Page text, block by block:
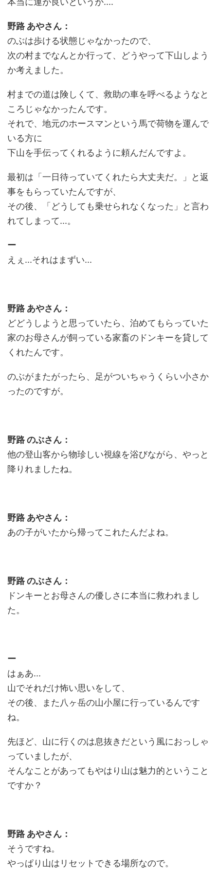
野路 あやさん：
のぶは歩ける状態じゃなかったので、
次の村までなんとか行って、どうやって下山しよう
か考えました。
村までの道は険しくて、救助の車を呼べるようなと
ころじゃなかったんです。
それで、地元のホースマンという馬で荷物を運んで
いる方に
下山を手伝ってくれるように頼んだんですよ。
最初は「一日待っていてくれたら大丈夫だ。」と返
事をもらっていたんですが、
その後、「どうしても乗せられなくなった」と言わ
れてしまって...。
ー
えぇ...それはまずい...
野路 あやさん：
どどうしようと思っていたら、泊めてもらっていた
家のお母さんが飼っている家畜のドンキーを貸して
くれたんです。
のぶがまたがったら、足がついちゃうくらい小さか
ったのですが。
野路 のぶさん：
他の登山客から物珍しい視線を浴びながら、やっと
降りれましたね。
野路 あやさん：
あの子がいたから帰ってこれたんだよね。
野路 のぶさん：
ドンキーとお母さんの優しさに本当に救われまし
た。
ー
はぁあ...
山でそれだけ怖い思いをして、
その後、また八ヶ岳の山小屋に行っているんです
ね。
先ほど、山に行くのは息抜きだという風におっしゃ
っていましたが、
そんなことがあってもやはり山は魅力的ということ
ですか？
野路 あやさん：
そうですね。
やっぱり山はリセットできる場所なので。